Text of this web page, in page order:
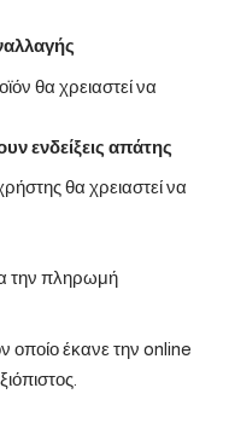
θα χρειαστεί να
ενδείξεις απάτης
θα χρειαστεί να
την πληρωμή
οποίο έκανε την online